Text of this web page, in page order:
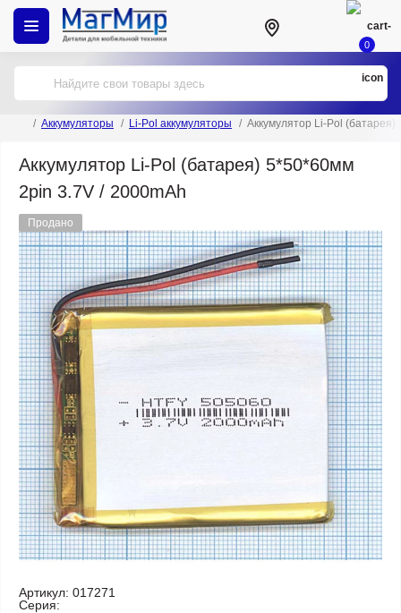
0
Аккумуляторы Li-Pol аккумуляторы Аккумулятор Li-Pol
Аккумулятор Li-Pol (батарея) 5*50*60мм
2pin 3.7V / 2000mAh
Продано
Артикул: 017271
Серия: